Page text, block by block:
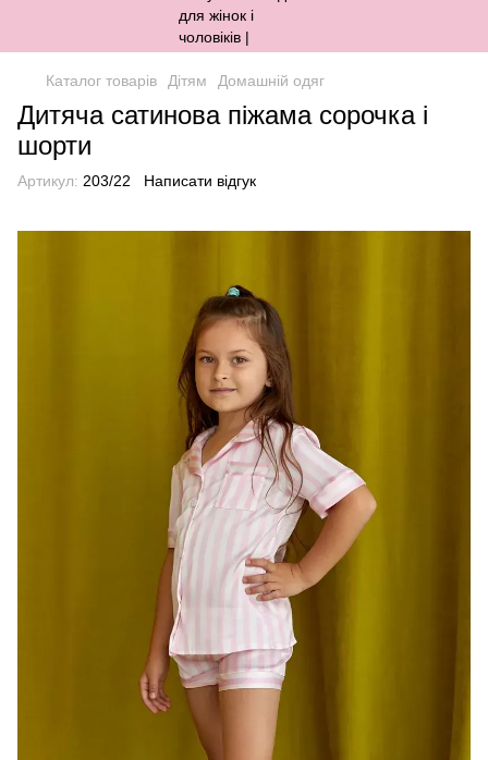
Каталог товарів Дітям Домашній одяг
Дитяча сатинова піжама сорочка і
шорти
Артикул: 203/22 Написати відгук